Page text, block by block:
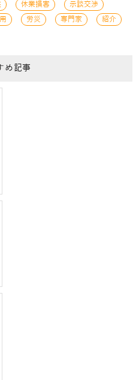
休業損害
示談交渉
労災 専門家
紹介
め記事